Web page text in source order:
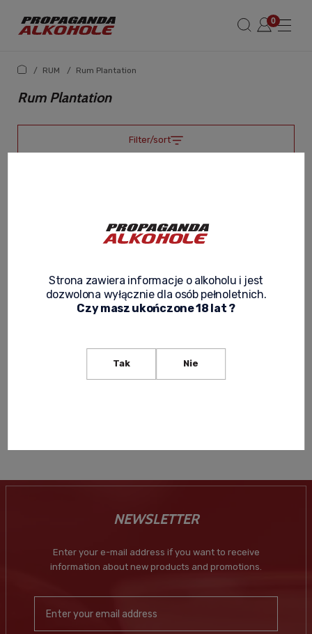
/ RUM / Rum Plantation
Rum Plantation
Filter/sort
NEWSLETTER
Enter your e-mail address if you want to receive
information about new products and promotions.
Strona zawiera informacje o alkoholu i jest
dozwolona wyłącznie dla osób pełnoletnich.
Czy masz ukończone 18 lat ?
Tak Nie